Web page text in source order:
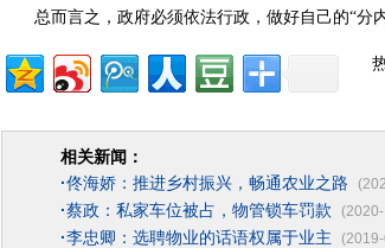
总而言之，政府必须依法行政，做好自己的“分内
相关新闻：
·佟海娇：推进乡村振兴，畅通农业之路
·蔡政：私家车位被占，物管锁车罚款
·李忠卿：选聘物业的话语权属于业主